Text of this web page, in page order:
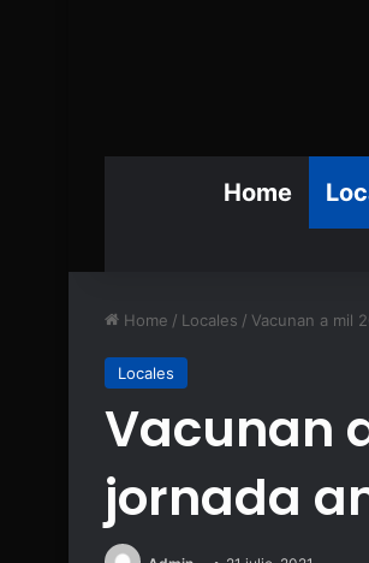
Home
Home / Locales / Vacunan a mil
Locales
Vacunan
jornada